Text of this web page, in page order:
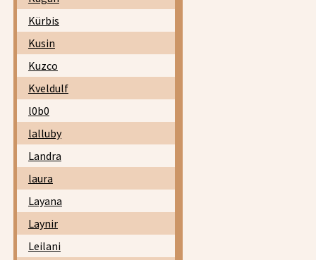
Kürbis
Kusin
Kuzco
Kveldulf
l0b0
lalluby
Landra
laura
Layana
Laynir
Leilani